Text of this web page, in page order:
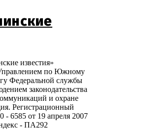
известия»
по Южному
Федеральной службы
законодательства
и охране
Регистрационный
от 19 апреля 2007
- ПА292